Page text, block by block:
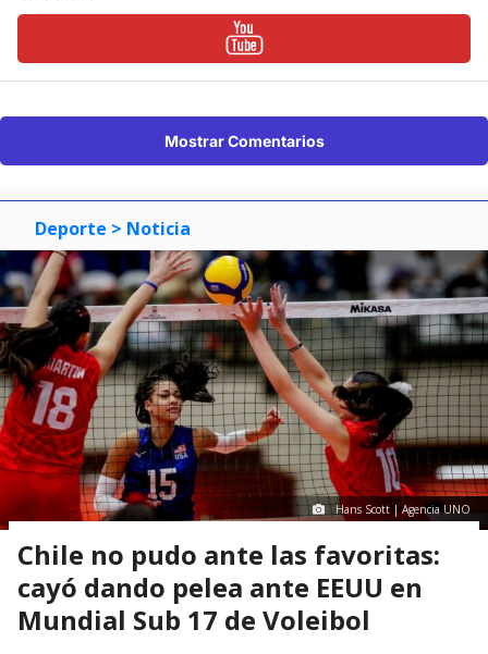
Mostrar Comentarios
Deporte > Noticia
Hans Scott | Agencia UNO
Chile no pudo ante las favoritas:
cayó dando pelea ante EEUU en
Mundial Sub 17 de Voleibol